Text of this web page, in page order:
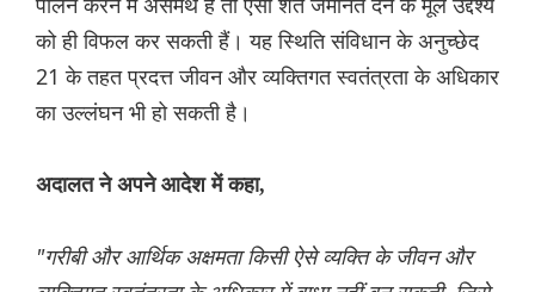
को ही विफल कर सकती हैं। यह स्थिति संविधान के अनुच्छेद
21 के तहत प्रदत्त जीवन और व्यक्तिगत स्वतंत्रता के अधिकार
का उल्लंघन भी हो सकती है।
अदालत ने अपने आदेश में कहा,
"गरीबी और आर्थिक अक्षमता किसी ऐसे व्यक्ति के जीवन और